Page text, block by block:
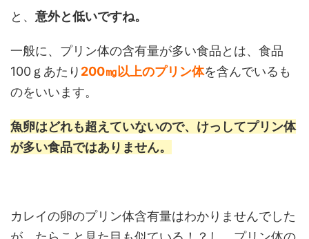
と、 意外と低いですね。
一般に、プリン体の含有量が多い食品とは、食品
100ｇあたり 200㎎以上のプリン体を含んでいるも
のをいいます。
魚卵はどれも超えていないので、けっしてプリン体
が多い食品ではありません。
カレイの卵のプリン体含有量はわかりませんでした